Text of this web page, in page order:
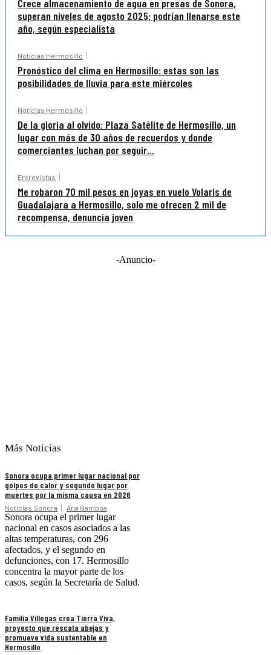
Crece almacenamiento de agua en presas de Sonora,
superan niveles de agosto 2025; podrían llenarse este
año, según especialista
Noticias Hermosillo
Pronóstico del clima en Hermosillo: estas son las
posibilidades de lluvia para este miércoles
Noticias Hermosillo
De la gloria al olvido: Plaza Satélite de Hermosillo, un
lugar con más de 30 años de recuerdos y donde
comerciantes luchan por seguir...
Entrevistas
Me robaron 70 mil pesos en joyas en vuelo Volaris de
Guadalajara a Hermosillo, solo me ofrecen 2 mil de
recompensa, denuncia joven
-Anuncio-
Más Noticias
Sonora ocupa primer lugar nacional por
golpes de calor y segundo lugar por
muertes por la misma causa en 2026
Noticias Sonora Ana Gamboa
Sonora ocupa el primer lugar
nacional en casos asociados a las
altas temperaturas, con 296
afectados, y el segundo en
defunciones, con 17. Hermosillo
concentra la mayor parte de los
casos, según la Secretaría de Salud.
Familia Villegas crea Tierra Viva,
proyecto que rescata abejas y
promueve vida sustentable en
Hermosillo